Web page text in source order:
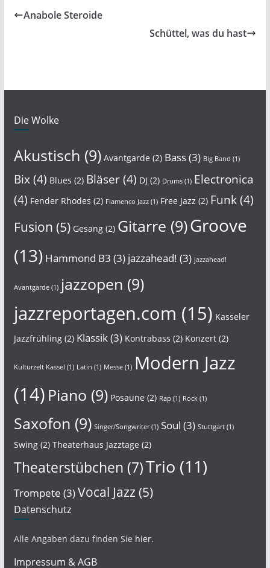
Anabole Steroide
Schüttel, was du hast
Die Wolke
Akustisch (9) Avantgarde (2) Bass(3) Big Band (1)
Bix(4) Blues (2) Bläser(4) DJ (2) Drums(1) Electronica
(4) Fender Rhodes (2) Flamenco Jazz(1) Free Jazz (2) Funk(4)
Fusion (5) Gesang(2) Gitarre (9)Groove
(13) Hammond B3 (3) jazzahead! (3) jazzahead!
Avantgarde(1) jazzopen (9)
jazzreportagen.com (15) Kasseler
Jazzfrühling(2) Klassik(3) Kontrabass (2) Konzert(2)
Kulturzelt Kassel (1) Latin (1) Messe(1) Modern Jazz
(14) Piano (9) Posaune (2) Rap (1) Rock(1)
Saxofon (9) Singer/Songwriter(1) Soul (3) Stuttgart(1)
Swing(2) Theaterhaus Jazztage (2)
Theaterstübchen (7)Trio (11)
Trompete (3)Vocal Jazz (5)
Datenschutz
Alle Angaben dazu finden Sie hier.
Impressum & AGB